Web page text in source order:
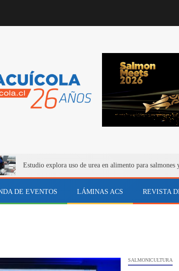
Estudio explora uso de urea en alimento para
DE EVENTOS LÁMINAS ACS REVISTA
SALMONICULTURA